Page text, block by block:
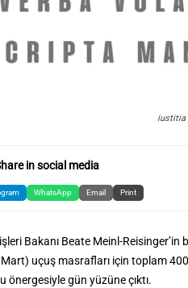
iustitia
in social media
WhatsApp Email Print
Bakanı Beate Meinl-Reisinger’in
uçuş masrafları için toplam
önergesiyle gün yüzüne çıktı.